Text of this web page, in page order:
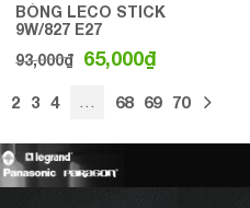
BÓNG LECO STICK
9W/827 E27
93,000₫ 65,000₫
2 3 4 68 69 70